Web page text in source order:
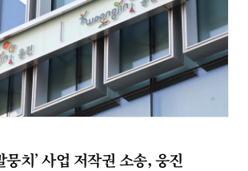
뭉치’ 사업 저작권 소송, 웅진